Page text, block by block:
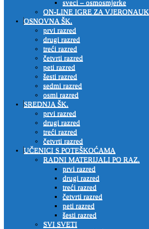
sveci – osmosmjerke
ON-LINE IGRE ZA VJERONAUK
OSNOVNA ŠK.
prvi razred
drugi razred
treći razred
četvrti razred
peti razred
šesti razred
sedmi razred
osmi razred
SREDNJA ŠK.
prvi razred
drugi razred
treći razred
četvrti razred
UČENICI S POTEŠKOĆAMA
RADNI MATERIJALI PO RAZ.
prvi razred
drugi razred
treći razred
četvrti razred
peti razred
šesti razred
SVI SVETI